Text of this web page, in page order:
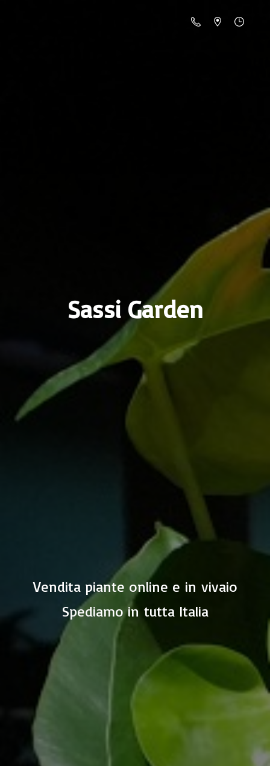
Sassi Garden
Vendita piante online e in vivaio
Spediamo in tutta Italia